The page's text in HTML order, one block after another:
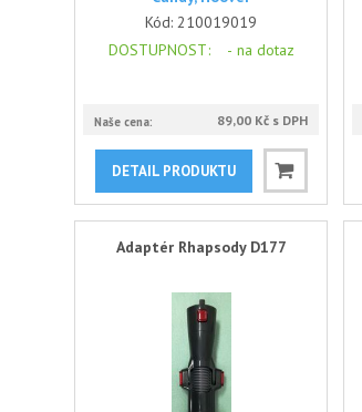
Kód:210019019
DOSTUPNOST: - na dotaz
Naše cena: 89,00 Kč s DPH
DETAIL PRODUKTU
Adaptér Rhapsody D177